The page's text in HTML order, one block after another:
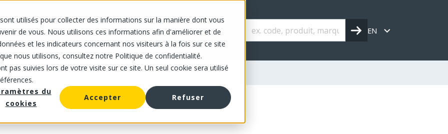
utilisés pour collecter des informations sur la manière dont vous
de vous. Nous utilisons ces informations afin d'améliorer et de
et les indicateurs concernant nos visiteurs à la fois sur ce site
nous utilisons, consultez notre Politique de confidentialité.
pas suivies lors de votre visite sur ce site. Un seul cookie sera utilisé
du
cookies
Accepter Refuser
NOS MAGASINS NOTRE OFFRE À PROPOS DE NOUS CARRIÈRES EN
spécialité